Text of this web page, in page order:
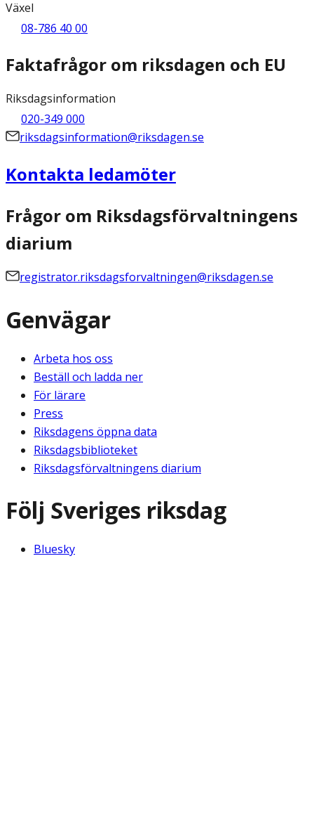
Växel
08-786 40 00
Faktafrågor om riksdagen och EU
Riksdagsinformation
020-349 000
riksdagsinformation@riksdagen.se
Kontakta ledamöter
Frågor om Riksdagsförvaltningens
diarium
registrator.riksdagsforvaltningen@riksdagen.se
Genvägar
Arbeta hos oss
Beställ och ladda ner
För lärare
Press
Riksdagens öppna data
Riksdagsbiblioteket
Riksdagsförvaltningens diarium
Följ Sveriges riksdag
Bluesky